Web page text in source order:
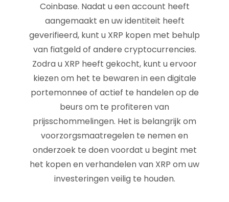
Coinbase. Nadat u een account heeft
aangemaakt en uw identiteit heeft
geverifieerd, kunt u XRP kopen met behulp
van fiatgeld of andere cryptocurrencies.
Zodra u XRP heeft gekocht, kunt u ervoor
kiezen om het te bewaren in een digitale
portemonnee of actief te handelen op de
beurs om te profiteren van
prijsschommelingen. Het is belangrijk om
voorzorgsmaatregelen te nemen en
onderzoek te doen voordat u begint met
het kopen en verhandelen van XRP om uw
investeringen veilig te houden.